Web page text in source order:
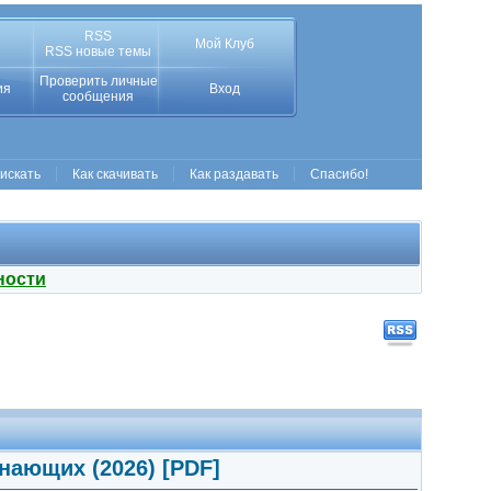
RSS
RSS новые темы
Мой Клуб
Проверить личные
сообщения
Вход
Как скачивать Как раздавать Спасибо!
(2026) [PDF]